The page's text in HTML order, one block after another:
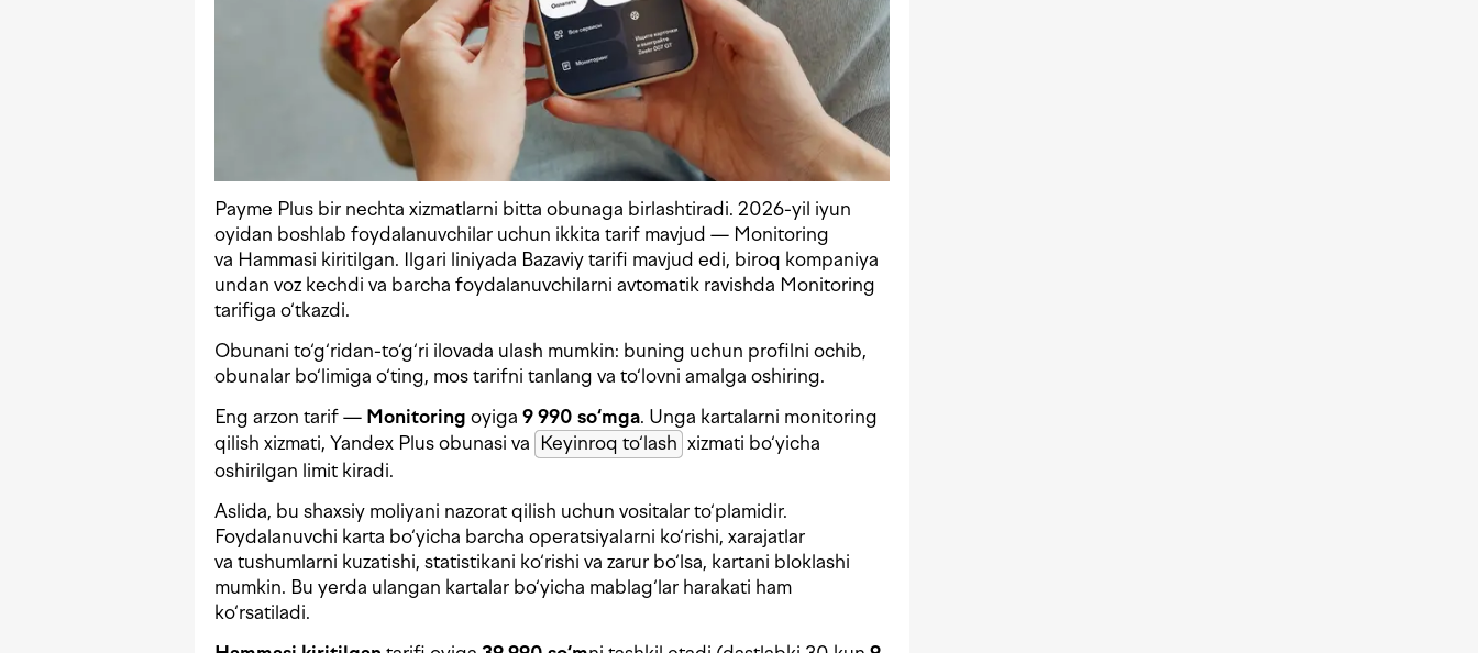
Payme Plus bir nechta xizmatlarni bitta obunaga birlashtiradi. 2026-yil iyun
oyidan boshlab foydalanuvchilar uchun ikkita tarif mavjud — Monitoring
va Hammasi kiritilgan. Ilgari liniyada Bazaviy tarifi mavjud edi, biroq kompaniya
undan voz kechdi va barcha foydalanuvchilarni avtomatik ravishda Monitoring
tarifiga o‘tkazdi.
Obunani to‘g‘ridan-to‘g‘ri ilovada ulash mumkin: buning uchun profilni ochib,
obunalar bo‘limiga o‘ting, mos tarifni tanlang va to‘lovni amalga oshiring.
Eng arzon tarif — Monitoring oyiga 9 990 so‘mga. Unga kartalarni monitoring
qilish xizmati, Yandex Plus obunasi va Keyinroq to‘lash xizmati bo‘yicha
oshirilgan limit kiradi.
Aslida, bu shaxsiy moliyani nazorat qilish uchun vositalar to‘plamidir.
Foydalanuvchi karta bo‘yicha barcha operatsiyalarni ko‘rishi, xarajatlar
va tushumlarni kuzatishi, statistikani ko‘rishi va zarur bo‘lsa, kartani bloklashi
mumkin. Bu yerda ulangan kartalar bo‘yicha mablag‘lar harakati ham
ko‘rsatiladi.